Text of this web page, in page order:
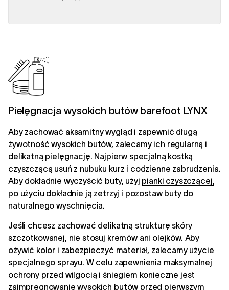
Pielęgnacja wysokich butów barefoot LYNX
Aby zachować aksamitny wygląd i zapewnić długą
żywotność wysokich butów, zalecamy ich regularną i
delikatną pielęgnację. Najpierw specjalną kostką
czyszczącą usuń z nubuku kurz i codzienne zabrudzenia.
Aby dokładnie wyczyścić buty, użyj pianki czyszczącej,
po użyciu dokładnie ją zetrzyj i pozostaw buty do
naturalnego wyschnięcia.
Jeśli chcesz zachować delikatną strukturę skóry
szczotkowanej, nie stosuj kremów ani olejków. Aby
ożywić kolor i zabezpieczyć materiał, zalecamy użycie
specjalnego sprayu. W celu zapewnienia maksymalnej
ochrony przed wilgocią i śniegiem konieczne jest
zaimpregnowanie wysokich butów przed pierwszym